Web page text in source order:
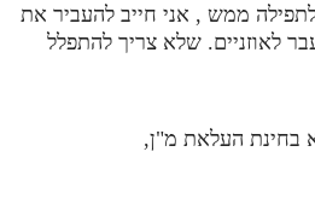
ממש , אני חייב להעביר את
לאוזניים. שלא צריך להתפלל
בחינת העלאת מ"ן,